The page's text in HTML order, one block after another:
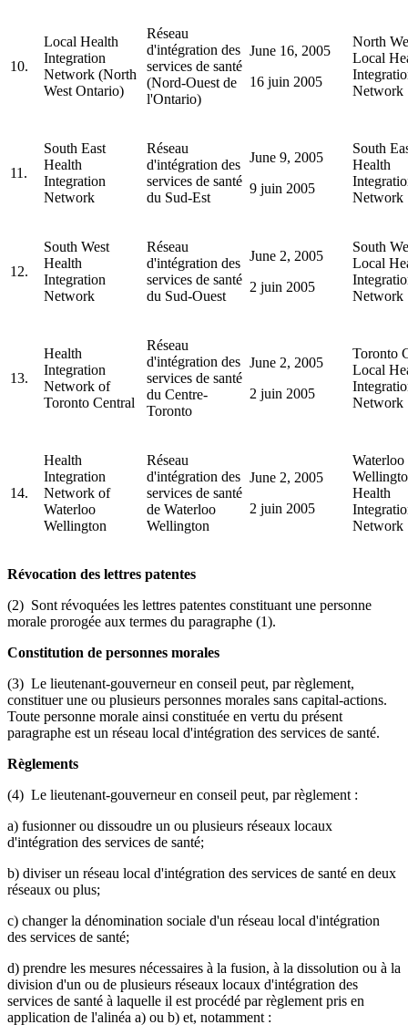
10.
Local Health
Integration
Network (North
West Ontario)
Réseau
d'intégration des
services de santé
(Nord-Ouest de
l'Ontario)
June 16, 2005
16 juin 2005
North
Local
Network
11.
South East
Health
Integration
Network
Réseau
d'intégration des
services de santé
du Sud-Est
June 9, 2005
9 juin 2005
South
Health
Network
12.
South West
Health
Integration
Network
Réseau
d'intégration des
services de santé
du Sud-Ouest
June 2, 2005
2 juin 2005
South
Local
Network
13.
Health
Integration
Network of
Toronto Central
Réseau
d'intégration des
services de santé
du Centre-
Toronto
June 2, 2005
2 juin 2005
Toronto
Local
Network
14.
Health
Integration
Network of
Waterloo
Wellington
Réseau
d'intégration des
services de santé
de Waterloo
Wellington
June 2, 2005
2 juin 2005
Waterloo
Health
Network
Révocation des lettres patentes
(2) Sont révoquées les lettres patentes constituant une personne
morale prorogée aux termes du paragraphe (1).
Constitution de personnes morales
(3) Le lieutenant-gouverneur en conseil peut, par règlement,
constituer une ou plusieurs personnes morales sans capital-actions.
Toute personne morale ainsi constituée en vertu du présent
paragraphe est un réseau local d'intégration des services de santé.
Règlements
(4) Le lieutenant-gouverneur en conseil peut, par règlement :
a) fusionner ou dissoudre un ou plusieurs réseaux locaux
d'intégration des services de santé;
b) diviser un réseau local d'intégration des services de santé en deux
réseaux ou plus;
c) changer la dénomination sociale d'un réseau local d'intégration
des services de santé;
d) prendre les mesures nécessaires à la fusion, à la dissolution ou à la
division d'un ou de plusieurs réseaux locaux d'intégration des
services de santé à laquelle il est procédé par règlement pris en
application de l'alinéa a) ou b) et, notamment :